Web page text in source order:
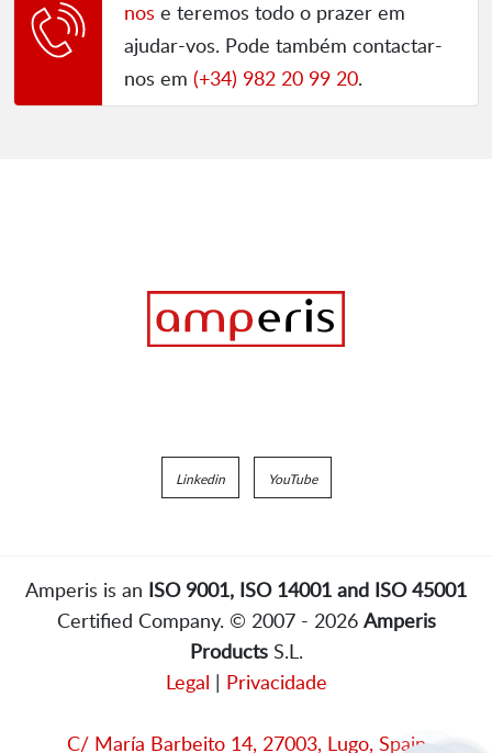
nos e teremos todo o prazer em
ajudar-vos. Pode também contactar-
nos em (+34) 982 20 99 20.
Linkedin YouTube
Amperis is an ISO 9001, ISO 14001 and ISO 45001
Certified Company. © 2007 - 2026 Amperis
ProductsS.L.
Legal | Privacidade
C/ María Barbeito 14, 27003, Lugo, Spain